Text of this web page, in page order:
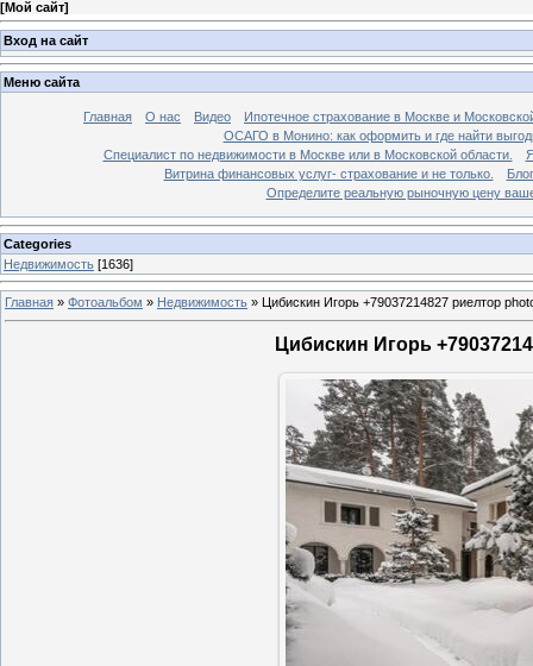
[Мой сайт]
Вход на сайт
Меню сайта
Главная О нас Видео
Ипотечное страхование в Москве и
ОСАГО в Монино: как оформить и где найти
Специалист по недвижимости в Москве или в Московской области.
Витрина финансовых услуг- страхование и не только.
Блог
Определите реальную рыночную цену
Categories
Недвижимость [1636]
Главная » Фотоальбом » Недвижимость » Цибискин Игорь +79037214827 риелтор
Цибискин Игорь